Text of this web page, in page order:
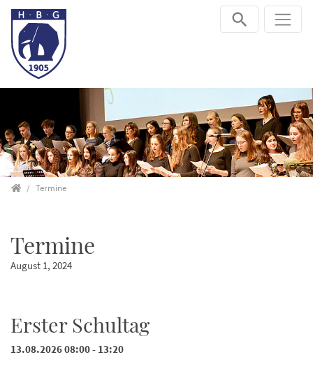
Direkt zur Hauptnavigation springen
Direkt zum Inhalt springen
Startseite
Termine
Termine
August 1, 2024
Erster Schultag
13.08.2026 08:00 - 13:20